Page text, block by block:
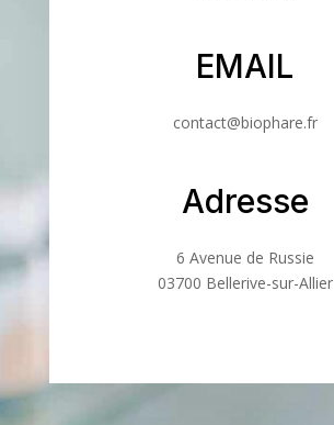
EMAIL
contact@biophare.fr
Adresse
6 Avenue de Russie
03700 Bellerive-sur-Allier